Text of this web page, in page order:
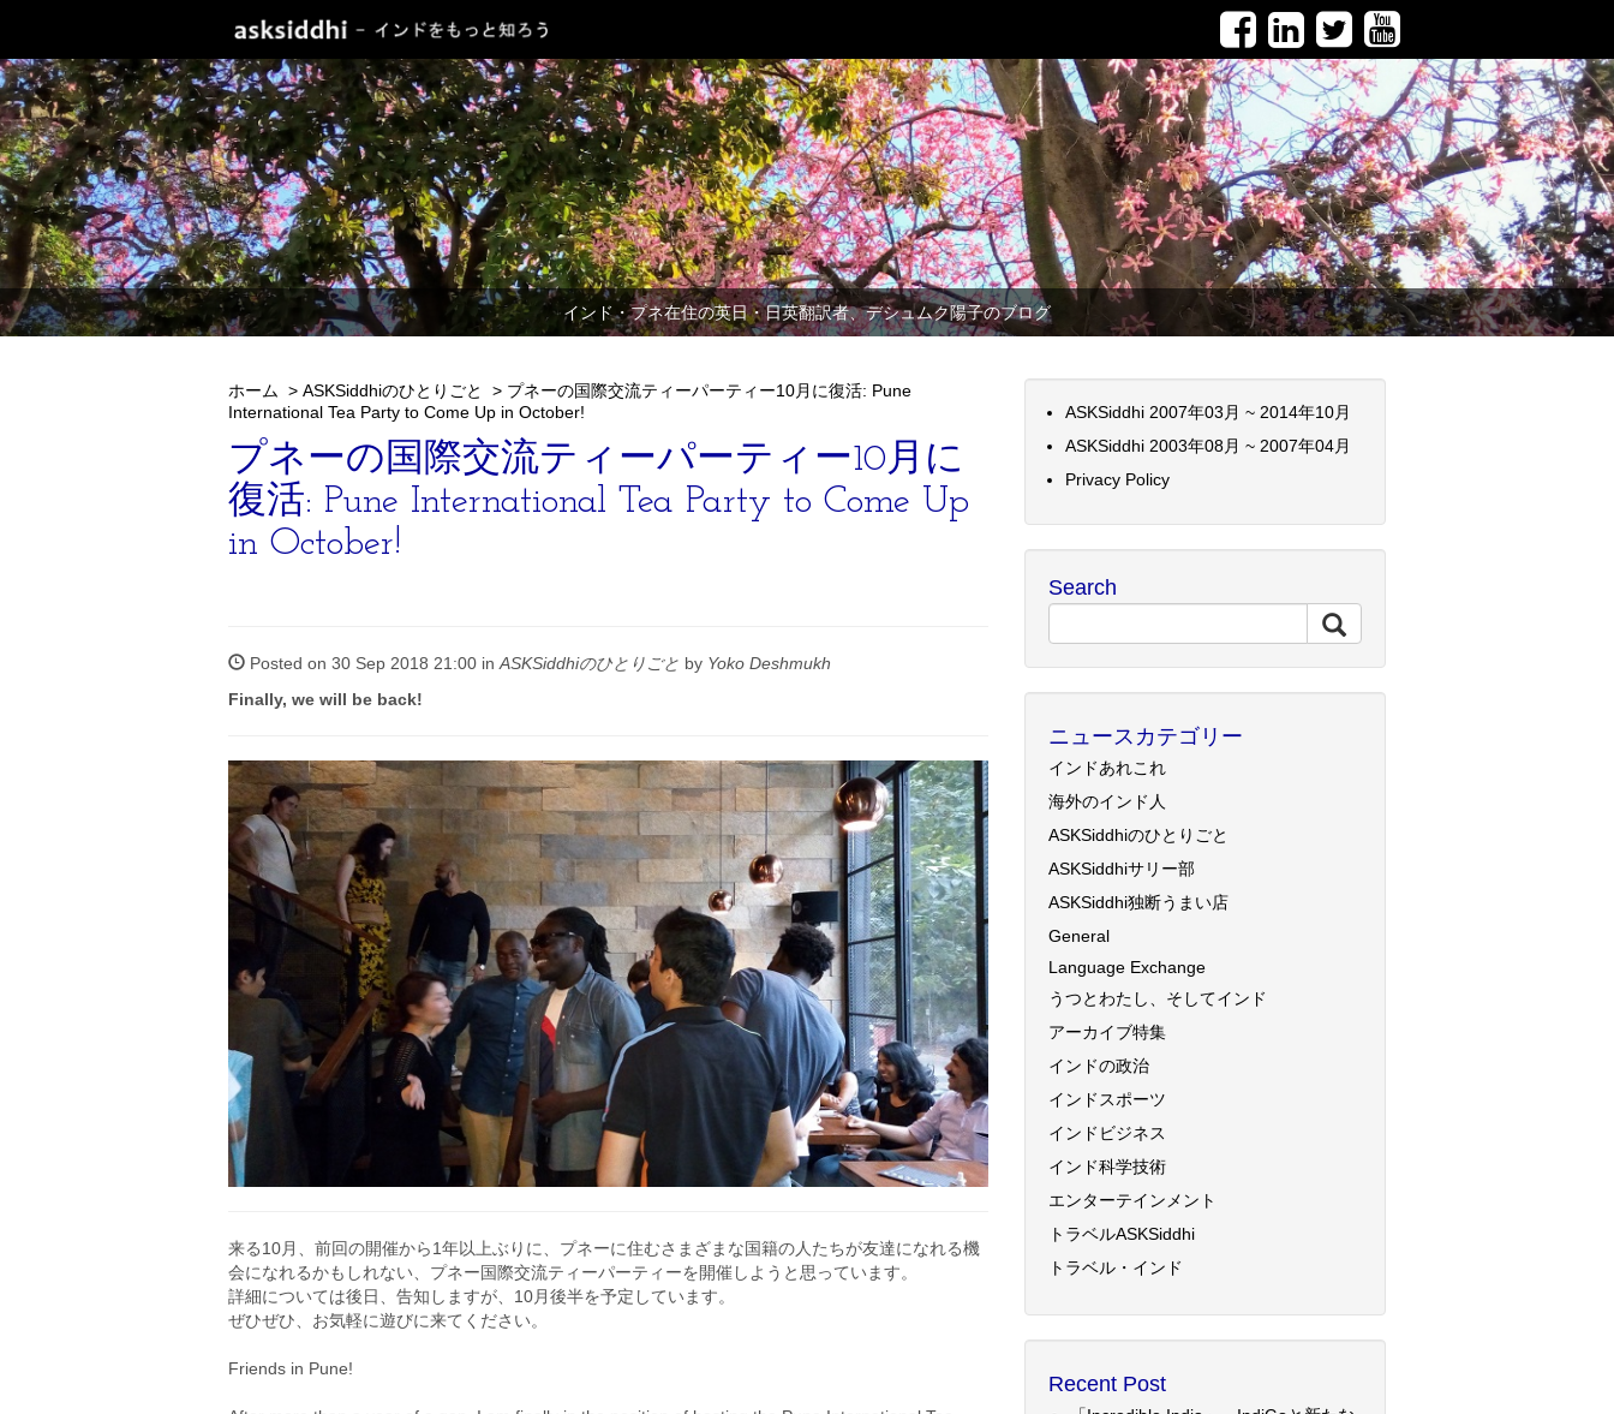
インド・プネ在住の英日・日英翻訳者、デシュムク陽子のブログ
ホーム > ASKSiddhiのひとりごと > プネーの国際交流ティーパーティー10月に復活: Pune
International Tea Party to Come Up in October!
プネーの国際交流ティーパーティー10月に
復活: Pune International Tea Party to Come Up
in October!
Posted on 30 Sep 2018 21:00 in ASKSiddhiのひとりごと by Yoko Deshmukh
Finally, we will be back!
来る10月、前回の開催から1年以上ぶりに、プネーに住むさまざまな国籍の人たちが友達になれる機
会になれるかもしれない、プネー国際交流ティーパーティーを開催しようと思っています。
詳細については後日、告知しますが、10月後半を予定しています。
ぜひぜひ、お気軽に遊びに来てください。
Friends in Pune!
ASKSiddhi 2007年03月 ~ 2014年10月
ASKSiddhi 2003年08月 ~ 2007年04月
Privacy Policy
Search
ニュースカテゴリー
インドあれこれ
海外のインド人
ASKSiddhiのひとりごと
ASKSiddhiサリー部
ASKSiddhi独断うまい店
General
Language Exchange
うつとわたし、そしてインド
アーカイブ特集
インドの政治
インドスポーツ
インドビジネス
インド科学技術
エンターテインメント
トラベルASKSiddhi
トラベル・インド
Recent Post